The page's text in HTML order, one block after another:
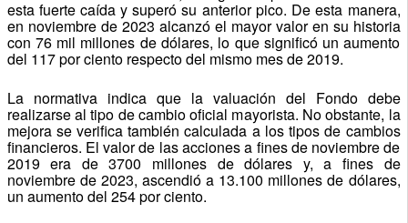
esta fuerte caída y superó su anterior pico. De esta manera,
en noviembre de 2023 alcanzó el mayor valor en su historia
con 76 mil millones de dólares, lo que significó un aumento
del 117 por ciento respecto del mismo mes de 2019.
La normativa indica que la valuación del Fondo debe
realizarse al tipo de cambio oficial mayorista. No obstante, la
mejora se verifica también calculada a los tipos de cambios
financieros. El valor de las acciones a fines de noviembre de
2019 era de 3700 millones de dólares y, a fines de
noviembre de 2023, ascendió a 13.100 millones de dólares,
un aumento del 254 por ciento.